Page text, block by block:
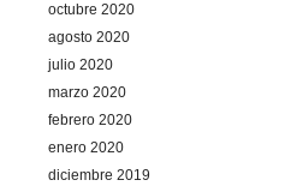
octubre 2020
agosto 2020
julio 2020
marzo 2020
febrero 2020
enero 2020
diciembre 2019